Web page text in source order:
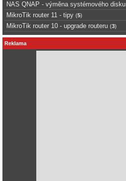
NAS QNAP - výměna systémového disku
MikroTik router 11 - tipy (5)
MikroTik router 10 - upgrade routeru (3)
Reklama